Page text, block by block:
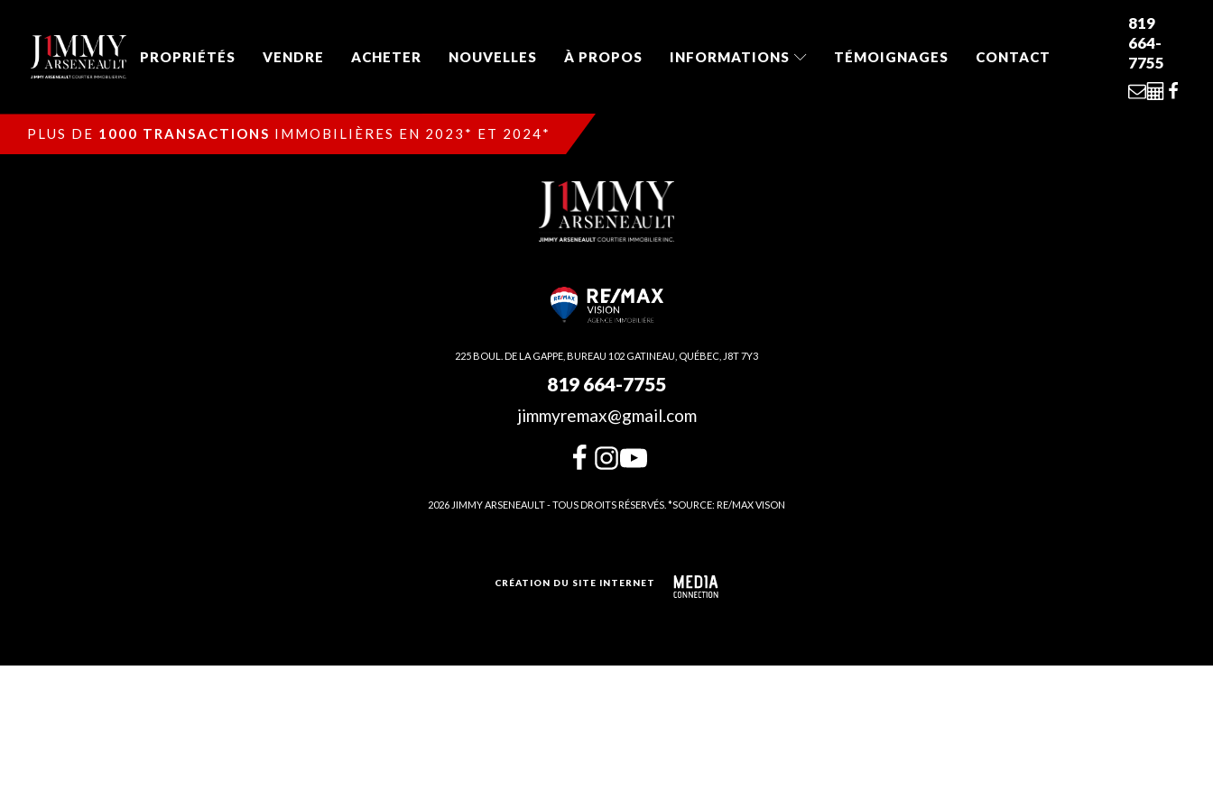
PROPRIÉTÉS VENDRE ACHETER NOUVELLES À PROPOS INFORMATIONS TÉMOIGNAGES CONTACT
819
664-
7755
PLUS DE 1000 TRANSACTIONS IMMOBILIÈRES EN 2023* ET 2024*
225 BOUL. DE LA GAPPE, BUREAU 102 GATINEAU, QUÉBEC, J8T 7Y3
819 664-7755
jimmyremax@gmail.com
2026 JIMMY ARSENEAULT - TOUS DROITS RÉSERVÉS. *SOURCE: RE/MAX VISON
CRÉATION DU SITE INTERNET